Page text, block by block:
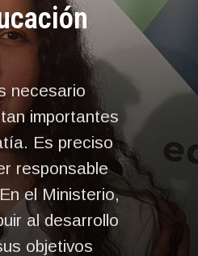
necesario
importantes
Es preciso
responsable
el Ministerio,
al desarrollo
objetivos